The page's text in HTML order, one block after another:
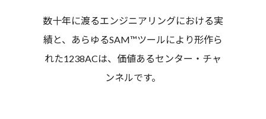
数十年に渡るエンジニアリングにおける実
績と、あらゆるSAM™ツールにより形作ら
れた1238ACは、価値あるセンター・チャ
ンネルです。